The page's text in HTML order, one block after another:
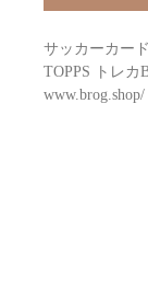
サッカーカー
TOPPS トレカ
www.brog.shop/